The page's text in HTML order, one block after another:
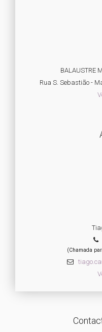
BALAUSTRE
Rua S. Sebastião -
(Chamada